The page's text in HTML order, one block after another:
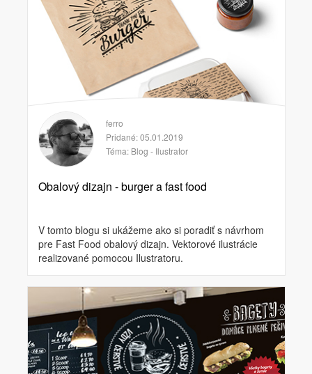
ferro
Téma: Blog - Ilustrator
Pridané: 05.01.2019
Obalový dizajn - burger a fast food
V tomto blogu si ukážeme ako si poradiť s návrhom
pre Fast Food obalový dizajn. Vektorové ilustrácie
realizované pomocou Ilustratoru.